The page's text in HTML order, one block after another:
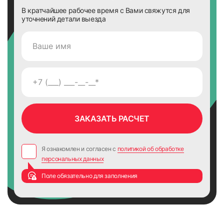
В кратчайшее рабочее время с Вами свяжутся для
уточнений детали выезда
Я ознакомлен и согласен с политикой об обработке
персональных данных
Поле обязательно для заполнения